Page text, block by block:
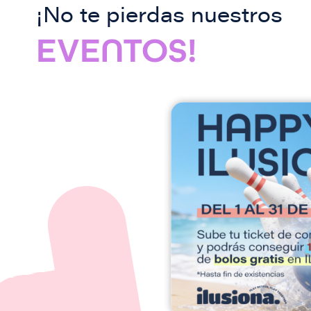
¡No te pierdas nuestros
EVENTOS!
I
g